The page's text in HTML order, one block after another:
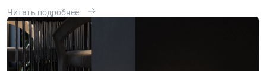
Читать подробнее